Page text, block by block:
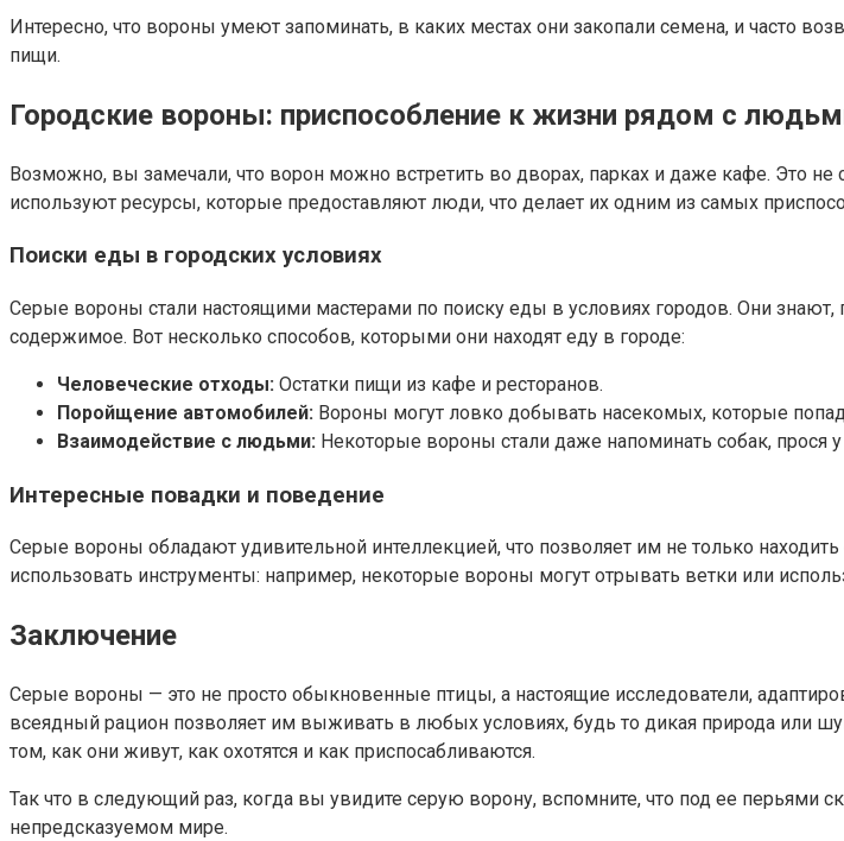
Интересно, что вороны умеют запоминать, в каких местах они закопали семена, и часто
пищи.
Городские вороны: приспособление к жизни рядом с
Возможно, вы замечали, что ворон можно встретить во дворах, парках и даже кафе. Это
используют ресурсы, которые предоставляют люди, что делает их одним из самых
Поиски еды в городских условиях
Серые вороны стали настоящими мастерами по поиску еды в условиях городов. Они
содержимое. Вот несколько способов, которыми они находят еду в городе:
Человеческие отходы: Остатки пищи из кафе и ресторанов.
Поройщение автомобилей: Вороны могут ловко добывать насекомых, которые
Взаимодействие с людьми: Некоторые вороны стали даже напоминать собак, прося
Интересные повадки и поведение
Серые вороны обладают удивительной интеллекцией, что позволяет им не только
использовать инструменты: например, некоторые вороны могут отрывать ветки или
Заключение
Серые вороны — это не просто обыкновенные птицы, а настоящие исследователи,
всеядный рацион позволяет им выживать в любых условиях, будь то дикая природа
том, как они живут, как охотятся и как приспосабливаются.
Так что в следующий раз, когда вы увидите серую ворону, вспомните, что под ее перьями
непредсказуемом мире.